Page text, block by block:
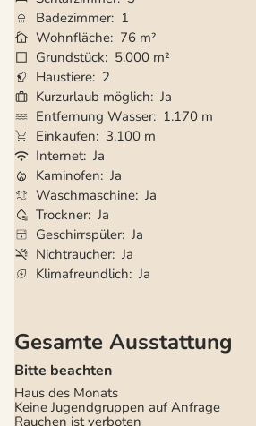
Badezimmer 1
Wohnfläche 76 m²
Grundstück
5.000 m²
Haustiere 2
Kurzurlaub möglich Ja
Entfernung Wasser 1.170 m
Einkaufen
3.100 m
Internet Ja
Kaminofen Ja
Waschmaschine Ja
Trockner Ja
Geschirrspüler Ja
Nichtraucher Ja
Klimafreundlich Ja
Gesamte Ausstattung
Bitte beachten
Haus des Monats
Keine Jugendgruppen auf Anfrage
Rauchen ist verboten